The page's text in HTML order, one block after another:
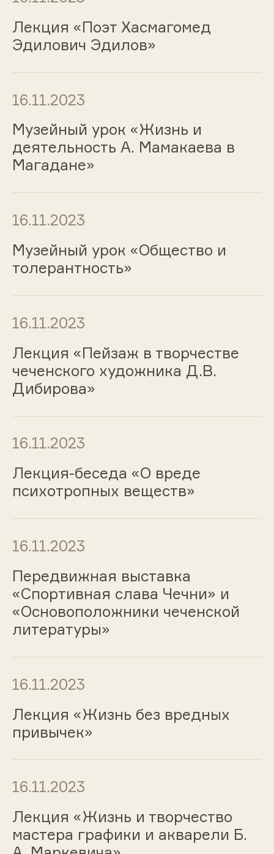
Лекция «Поэт Хасмагомед
Эдилович Эдилов»
16.11.2023
Музейный урок «Жизнь и
деятельность А. Мамакаева в
Магадане»
16.11.2023
Музейный урок «Общество и
толерантность»
16.11.2023
Лекция «Пейзаж в творчестве
чеченского художника Д.В.
Дибирова»
16.11.2023
Лекция-беседа «О вреде
психотропных веществ»
16.11.2023
Передвижная выставка
«Спортивная слава Чечни» и
«Основоположники чеченской
литературы»
16.11.2023
Лекция «Жизнь без вредных
привычек»
16.11.2023
Лекция «Жизнь и творчество
мастера графики и акварели Б.